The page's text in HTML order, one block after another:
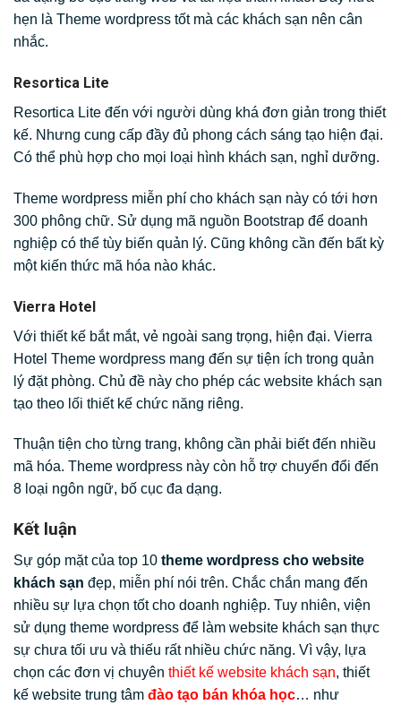
hẹn là Theme wordpress tốt mà các khách sạn nên cân
nhắc.
Resortica Lite
Resortica Lite đến với người dùng khá đơn giản trong thiết
kế. Nhưng cung cấp đầy đủ phong cách sáng tạo hiện đại.
Có thể phù hợp cho mọi loại hình khách sạn, nghỉ dưỡng.
Theme wordpress miễn phí cho khách sạn này có tới hơn
300 phông chữ. Sử dụng mã nguồn Bootstrap để doanh
nghiệp có thể tùy biến quản lý. Cũng không cần đến bất kỳ
một kiến thức mã hóa nào khác.
Vierra Hotel
Với thiết kế bắt mắt, vẻ ngoài sang trọng, hiện đại. Vierra
Hotel Theme wordpress mang đến sự tiện ích trong quản
lý đặt phòng. Chủ đề này cho phép các website khách sạn
tạo theo lối thiết kế chức năng riêng.
Thuận tiện cho từng trang, không cần phải biết đến nhiều
mã hóa. Theme wordpress này còn hỗ trợ chuyển đổi đến
8 loại ngôn ngữ, bố cục đa dạng.
Kết luận
Sự góp mặt của top 10 theme wordpress cho website
khách sạn đẹp, miễn phí nói trên. Chắc chắn mang đến
nhiều sự lựa chọn tốt cho doanh nghiệp. Tuy nhiên, viện
sử dụng theme wordpress để làm website khách sạn thực
sự chưa tối ưu và thiếu rất nhiều chức năng. Vì vậy, lựa
chọn các đơn vị chuyên thiết kế website khách sạn, thiết
kế website trung tâm đào tạo bán khóa học… như